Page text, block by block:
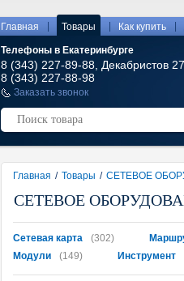
Главная Товары Как купить
Телефоны в Екатеринбурге
8 (343) 227-89-88, Декабристов 27
8 (343) 227-88-98
Заказать звонок
Главная / Товары / СЕТЕВОЕ
СЕТЕВОЕ
Сетевая карта (302)
Модули
(149) Инструмент